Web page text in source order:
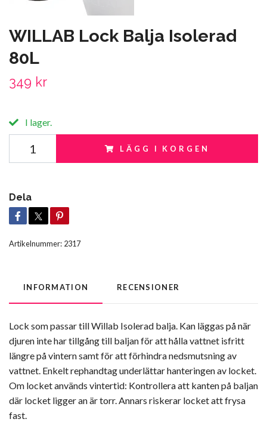
WILLAB Lock Balja Isolerad
80L
349 kr
I lager.
LÄGG I KORGEN
Dela
Artikelnummer: 2317
INFORMATION RECENSIONER
Lock som passar till Willab Isolerad balja. Kan läggas på när
djuren inte har tillgång till baljan för att hålla vattnet isfritt
längre på vintern samt för att förhindra nedsmutsning av
vattnet. Enkelt rephandtag underlättar hanteringen av locket.
Om locket används vintertid: Kontrollera att kanten på baljan
där locket ligger an är torr. Annars riskerar locket att frysa
fast.